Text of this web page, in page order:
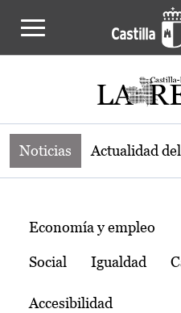
Noticias de la
Noticias Actualidad
Temas
Economía y empleo
Social Igualdad
Accesibilidad